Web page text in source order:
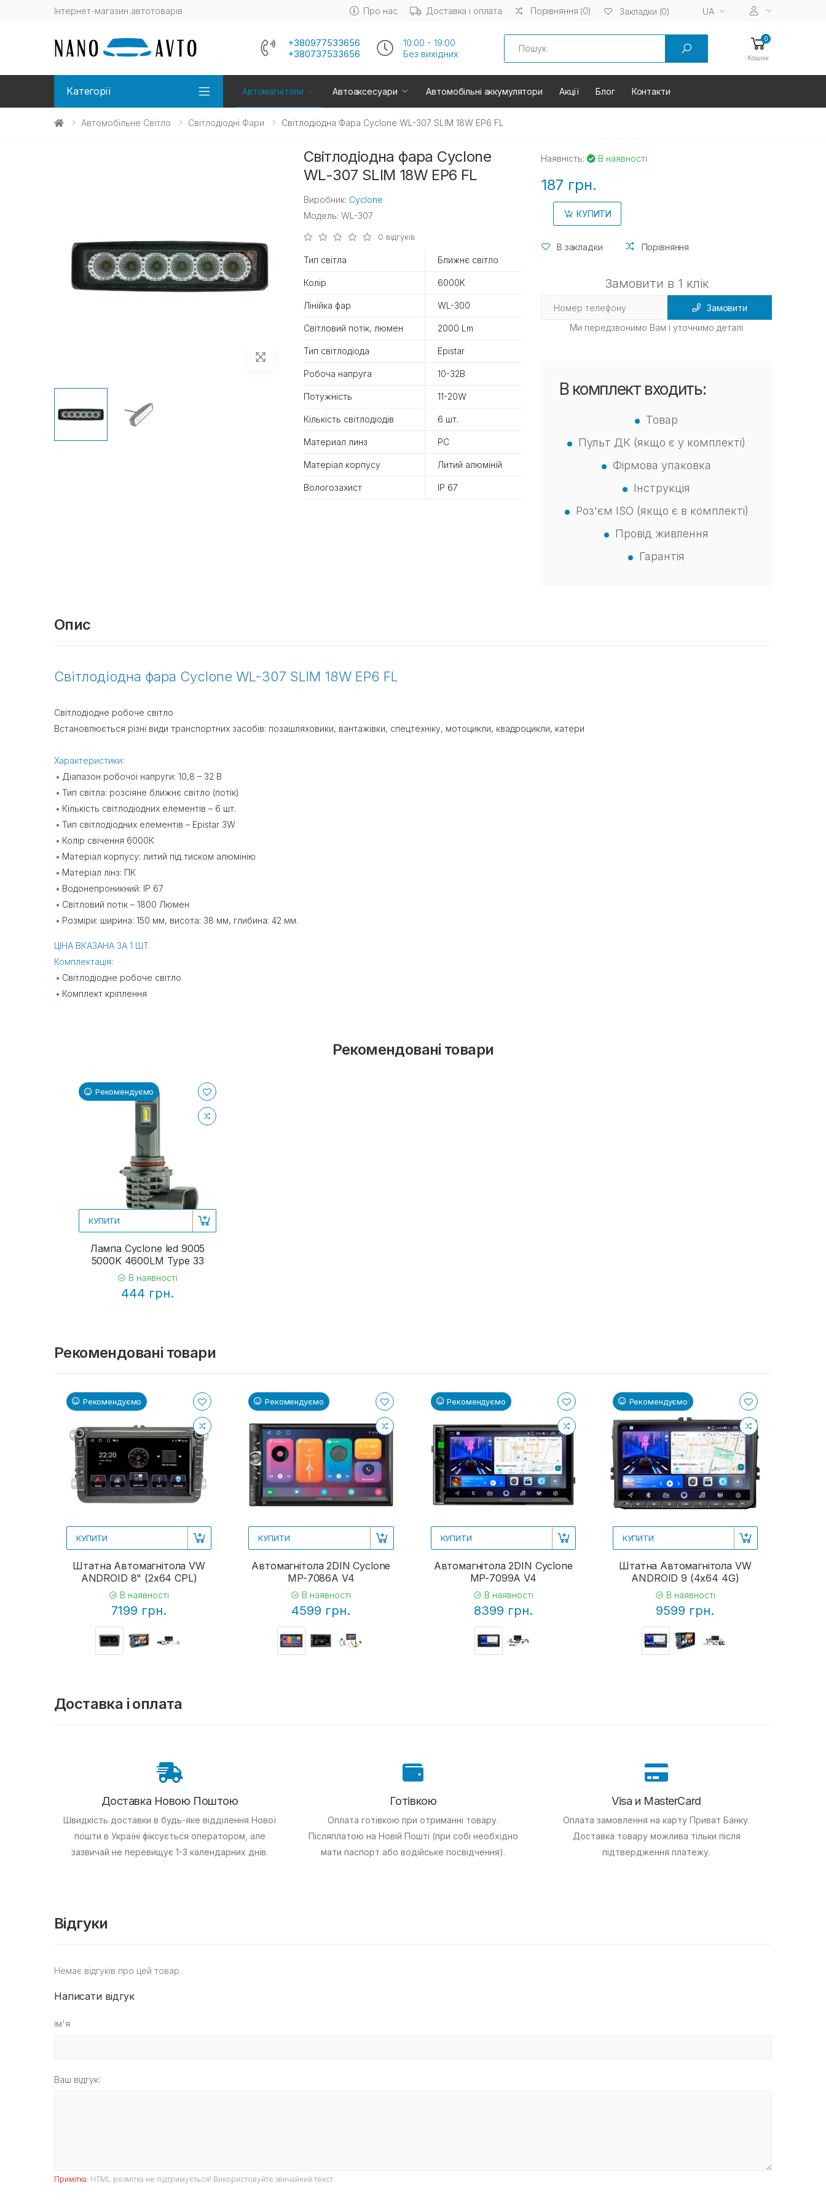
Інтернет-магазин автотоварів Про нас Доставка і оплата Порівняння (0) Закладки (0) UA
+380977533656
+380737533656
10:00 - 19:00
Без вихiдних
Search 0
Кошик
Категорії Автомагнітоли Автоаксесуари Автомобільні аккумулятори Акції Блог Контакти
Автомобільне Світло Світлодіодні Фари Світлодіодна Фара Cyclone WL-307 SLIM 18W EP6 FL
Світлодіодна фара Cyclone
WL-307 SLIM 18W EP6 FL
Виробник: Cyclone
Модель: WL-307
0 відгуків
Тип світла Ближнє світло
Колір 6000K
Лінійка фар WL-300
Світловий потік, люмен 2000 Lm
Тип світлодіода Epistar
Робоча напруга 10-32В
Потужність 11-20W
Кількість світлодіодів 6 шт.
Материал линз PC
Матеріал корпусу Литий алюміній
Вологозахист IP 67
Наявність: В наявності
187 грн.
КУПИТИ
В закладки Порівняння
Замовити в 1 клік
Замовити
Ми передзвонимо Вам і уточнимо деталі
В комплект входить:
Товар
Пульт ДК (якщо є у комплекті)
Фірмова упаковка
Інструкція
Роз'єм ISO (якщо є в комплекті)
Провід живлення
Гарантія
Опис
Світлодіодна фара Cyclone WL-307 SLIM 18W EP6 FL
Світлодіодне робоче світло
Встановлюється різні види транспортних засобів: позашляховики, вантажівки, спецтехніку, мотоцикли, квадроцикли, катери
Характеристики:
Діапазон робочої напруги: 10,8 – 32 В
Тип світла: розсіяне ближнє світло (потік)
Кількість світлодіодних елементів – 6 шт.
Тип світлодіодних елементів – Epistar 3W
Колір свічення 6000К
Матеріал корпусу: литий під тиском алюмінію
Матеріал лінз: ПК
Водонепроникний: IP 67
Світловий потік – 1800 Люмен
Розміри: ширина: 150 мм, висота: 38 мм, глибина: 42 мм.
ЦІНА ВКАЗАНА ЗА 1 ШТ.
Комплектація:
Світлодіодне робоче світло
Комплект кріплення
Рекомендовані товари
Рекомендуємо
КУПИТИ
Лампа Cyclone led 9005
5000K 4600LM Type 33
В наявності
444 грн.
Рекомендовані товари
Рекомендуємо
КУПИТИ
Штатна Автомагнітола VW
ANDROID 8" (2x64 CPL)
В наявності
7199 грн.
Рекомендуємо
КУПИТИ
Автомагнітола 2DIN Cyclone
MP-7086A V4
В наявності
4599 грн.
Рекомендуємо
КУПИТИ
Автомагнітола 2DIN Cyclone
MP-7099A V4
В наявності
8399 грн.
Рекомендуємо
КУПИТИ
Штатна Автомагнітола VW
ANDROID 9 (4x64 4G)
В наявності
9599 грн.
Доставка і оплата
Доставка Новою Поштою
Швидкість доставки в будь-яке відділення Нової
пошти в Україні фіксується оператором, але
зазвичай не перевищує 1-3 календарних днів.
Готівкою
Оплата готівкою при отриманні товару.
Післяплатою на Новій Пошті (при собі необхідно
мати паспорт або водійське посвідчення).
Visa и MasterCard
Оплата замовлення на карту Приват Банку.
Доставка товару можлива тільки після
підтвердження платежу.
Відгуки
Немає відгуків про цей товар.
Написати відгук
ім'я
Ваш відгук:
Примітка: HTML розмітка не підтримується! Використовуйте звичайний текст.